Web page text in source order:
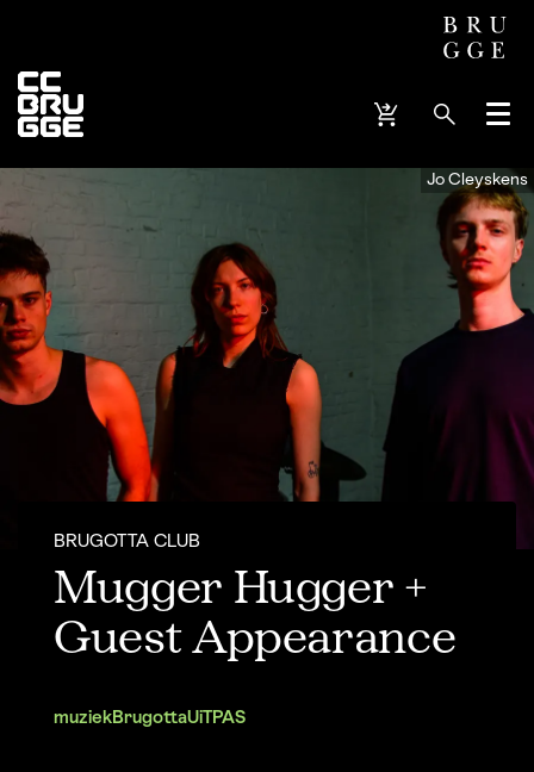
Menu
Jo Cleyskens
Mugger Hugger +
Guest Appearance
BRUGOTTA CLUB
muziekBrugottaUiTPAS